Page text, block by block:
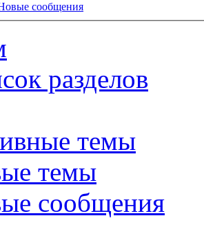
сообщения
разделов
темы
темы
сообщения